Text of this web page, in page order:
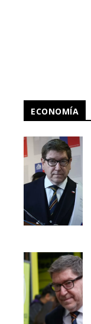
ECONOMÍA